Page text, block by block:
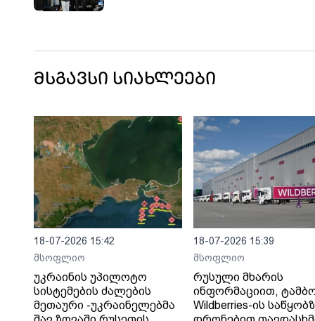
მსგავსი სიახლეები
18-07-2026 15:42
მსოფლიო
უკრაინის უპილოტო
სისტემების ძალების
მეთაური -უკრაინელებმა
18-07-2026 15:39
მსოფლიო
რუსული მხარის
ინფორმაციით,
Wildberries-ის